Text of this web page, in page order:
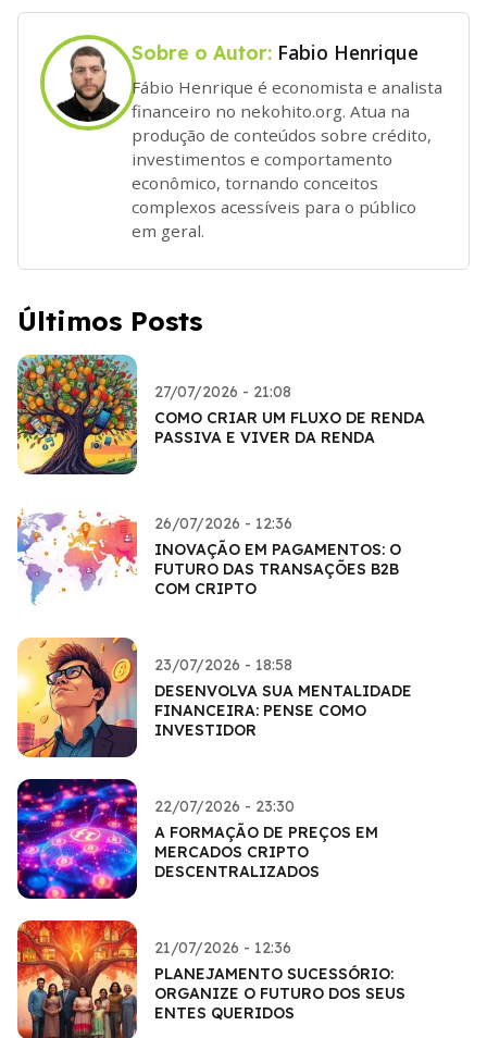
Sobre o Autor: Fabio Henrique
Fábio Henrique é economista e analista
financeiro no nekohito.org. Atua na
produção de conteúdos sobre crédito,
investimentos e comportamento
econômico, tornando conceitos
complexos acessíveis para o público
em geral.
Últimos Posts
27/07/2026 - 21:08
COMO CRIAR UM FLUXO DE RENDA
PASSIVA E VIVER DA RENDA
26/07/2026 - 12:36
INOVAÇÃO EM PAGAMENTOS: O
FUTURO DAS TRANSAÇÕES B2B
COM CRIPTO
23/07/2026 - 18:58
DESENVOLVA SUA MENTALIDADE
FINANCEIRA: PENSE COMO
INVESTIDOR
22/07/2026 - 23:30
A FORMAÇÃO DE PREÇOS EM
MERCADOS CRIPTO
DESCENTRALIZADOS
21/07/2026 - 12:36
PLANEJAMENTO SUCESSÓRIO:
ORGANIZE O FUTURO DOS SEUS
ENTES QUERIDOS